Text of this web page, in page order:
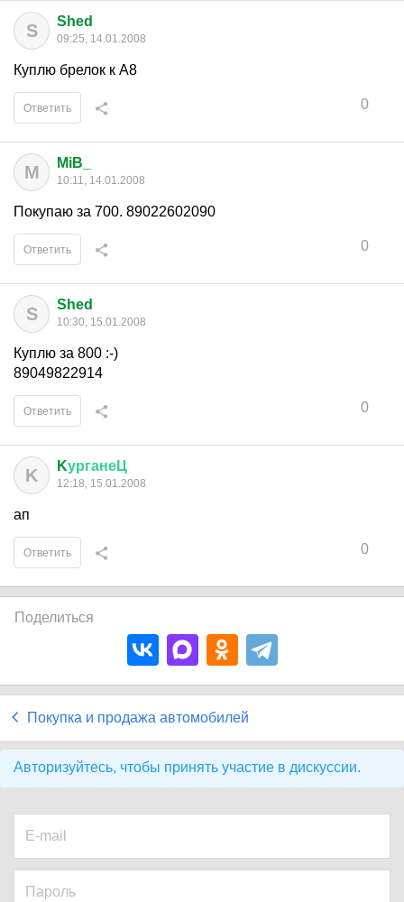
S Shed
09:25, 14.01.2008
Куплю брелок к А8
0
Ответить
M MiB_
10:11, 14.01.2008
Покупаю за 700. 89022602090
0
Ответить
S Shed
10:30, 15.01.2008
Куплю за 800 :-)
89049822914
0
Ответить
K KурганеЦ
12:18, 15.01.2008
ап
0
Ответить
Поделиться
Покупка и продажа автомобилей
Авторизуйтесь, чтобы принять участие в дискуссии.